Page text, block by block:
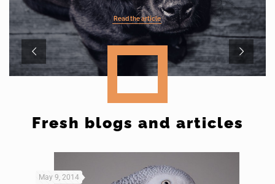
Read the article
Fresh blogs and articles
May 9, 2014